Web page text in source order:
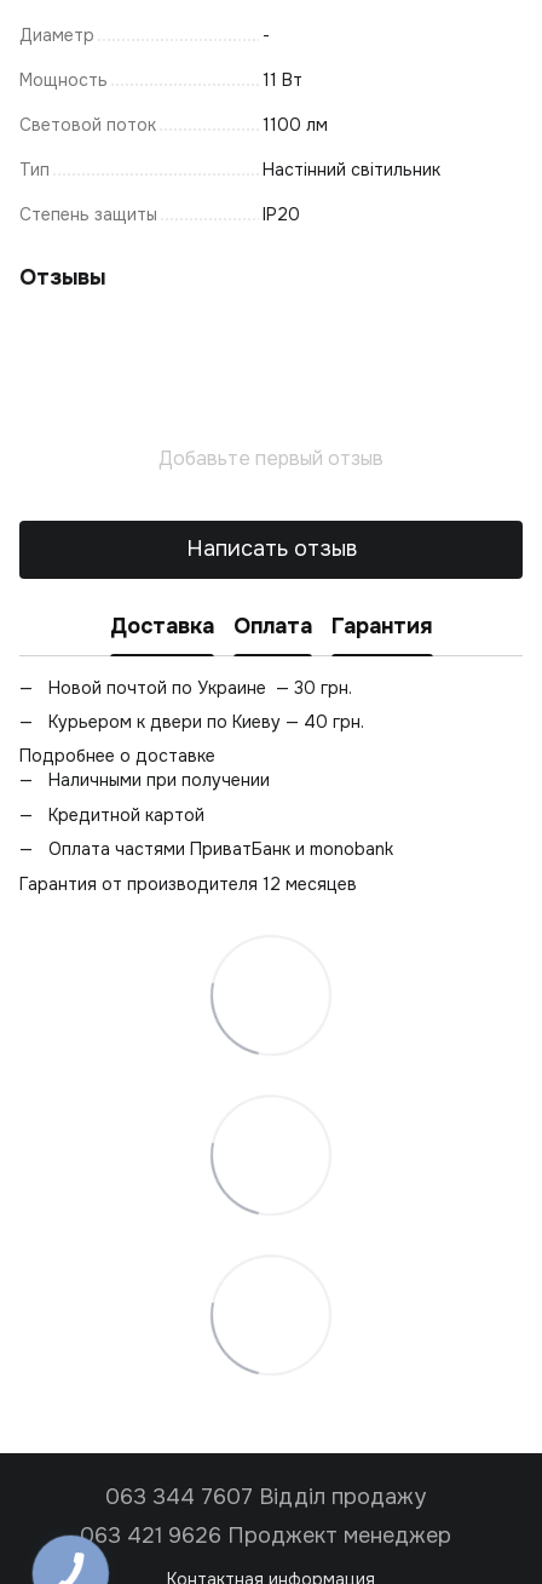
Диаметр -
Мощность 11 Вт
Световой поток 1100 лм
Тип Настінний світильник
Степень защиты IP20
Отзывы
Добавьте первый отзыв
Написать отзыв
Доставка Оплата Гарантия
Новой почтой по Украине — 30 грн.
Курьером к двери по Киеву — 40 грн.
Подробнее о доставке
Наличными при получении
Кредитной картой
Оплата частями ПриватБанк и monobank
Гарантия от производителя 12 месяцев
063 344 7607 Відділ продажу
063 421 9626 Проджект менеджер
Контактная информация